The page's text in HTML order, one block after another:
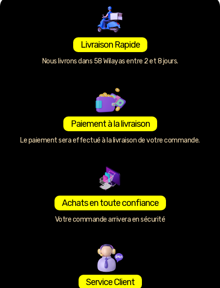
Livraison Rapide
Nous livrons dans 58 Wilayas entre 2 et 8 jours.
Paiement à la livraison
Le paiement sera effectué à la livraison de votre commande.
Achats en toute confiance
Votre commande arrivera en sécurité
Service Client